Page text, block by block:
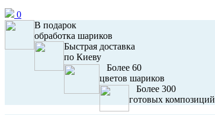
0
В подарок
обработка шариков
Быстрая доставка
по Киеву
Более 60
цветов шариков
Более 300
готовых композиций